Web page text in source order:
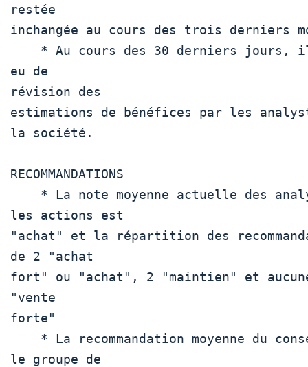
restée
inchangée au cours des trois derniers
eu de
révision des
estimations de bénéfices par les
la société.
RECOMMANDATIONS
les actions est
"achat" et la répartition des
de 2 "achat
fort" ou "achat", 2 "maintien" et
"vente
forte"
le groupe de